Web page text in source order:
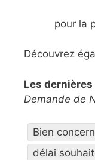
pour la
Découvrez
Les
Demande de
Bien
délai